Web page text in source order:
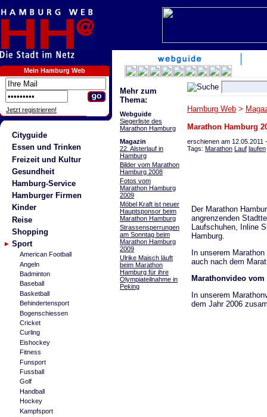
Mein Hamburg Web
Jetzt registrieren!
Cityguide
Essen und Trinken
Freizeit und Kultur
Gesundheit
Hamburg-Service
Hamburger Firmen
Kinder
Reise
Shopping
Sport
American Football
Angeln
Badminton
Baseball
Basketball
Behindertensport
Bogenschiessen
Cricket
Curling
Eishockey
Fitness
Funsport
Fussball
Golf
Handball
Hockey
Kampfsport
Mehr zum
Thema:
Webguide
Siegerliste des
Marathon Hamburg
Magazin
22. Alsterlauf in
Hamburg
Bilder vom Marathon
Hamburg 2008
Fotos vom
Marathon Hamburg
2009
Möbel Kraft ist neuer
Hauptsponsor beim
Marathon Hamburg
Strassensperrungen
am Sonntag beim
Marathon Hamburg
2009
Ulrike Maisch läuft
beim Marathon
Hamburg für ihre
Olympiateilnahme in
Peking
Hamburg Web >
Marathon Hamburg
erschienen am 12.05.2011
Tags: Marathon Lauf laufen
Der Marathon
angrenzenden
Laufschuhen, Inline
Hamburg.
In unserem
auch nach dem
Marathonvideo
In unserem
dem Jahr 2006